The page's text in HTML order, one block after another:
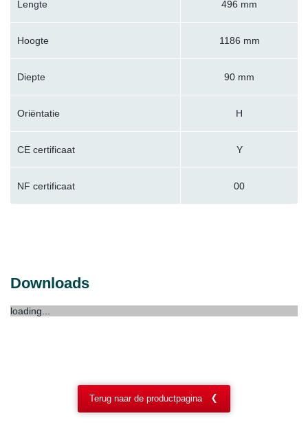
Lengte 496 mm
Hoogte 1186 mm
Diepte 90 mm
Oriëntatie H
CE certificaat Y
NF certificaat 00
Downloads
loading...
Terug naar de productpagina